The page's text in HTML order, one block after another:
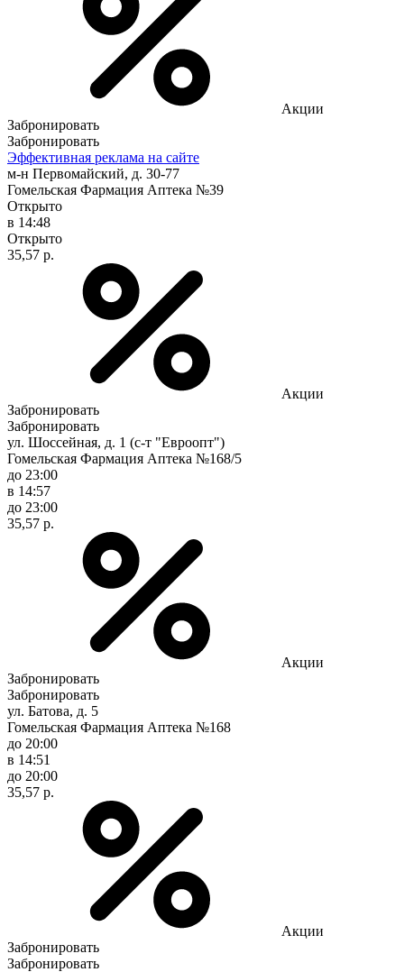
Акции
Забронировать
Забронировать
Эффективная реклама на сайте
м-н Первомайский, д. 30-77
Гомельская Фармация Аптека №39
Открыто
в 14:48
Открыто
35,57 р.
Акции
Забронировать
Забронировать
ул. Шоссейная, д. 1 (с-т "Евроопт")
Гомельская Фармация Аптека №168/5
до 23:00
в 14:57
до 23:00
35,57 р.
Акции
Забронировать
Забронировать
ул. Батова, д. 5
Гомельская Фармация Аптека №168
до 20:00
в 14:51
до 20:00
35,57 р.
Акции
Забронировать
Забронировать